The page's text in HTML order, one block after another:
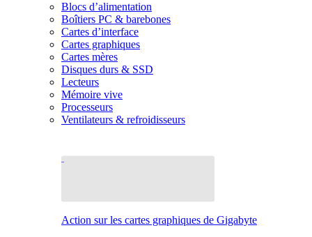
Blocs d’alimentation
Boîtiers PC & barebones
Cartes d’interface
Cartes graphiques
Cartes mères
Disques durs & SSD
Lecteurs
Mémoire vive
Processeurs
Ventilateurs & refroidisseurs
Action sur les cartes graphiques de Gigabyte